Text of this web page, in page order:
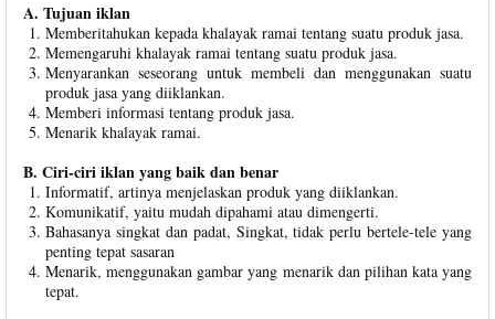
A. Tujuan iklan
Memberitahukan kepada khalayak ramai tentang suatu produk jasa.
Memengaruhi khalayak ramai tentang suatu produk jasa.
Menyarankan seseorang untuk membeli dan menggunakan suatu
produk jasa yang diiklankan.
Memberi informasi tentang produk jasa.
Menarik khalayak ramai.
B. Ciri-ciri iklan yang baik dan benar
Informatif, artinya menjelaskan produk yang diiklankan.
Komunikatif, yaitu mudah dipahami atau dimengerti.
Bahasanya singkat dan padat, Singkat, tidak perlu bertele-tele yang
penting tepat sasaran
Menarik, menggunakan gambar yang menarik dan pilihan kata yang
tepat.